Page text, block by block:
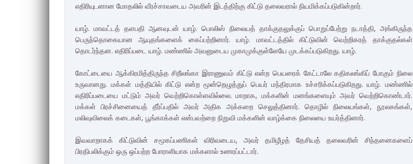
எதிரியுடனான மோதலில் வீரச்சாவடைய அவரின் இடத்திற்கு கிட்டு தலைவரால் நியமிக்கப்படுகின்றார்.
யாழ். மாவட்டத் தளபதி ஆனவுடன் யாழ். பொலிஸ் நிலையத் தாக்குதலுக்குப் பொறுப்பேற்று நடாத்தி, அங்கிருந்த
பெருந்தொகையான ஆயுதங்களைக் கைப்பற்றினார். யாழ். மாவட்டத்தில் கிட்டுவின் வெற்றிகரத் தாக்குதல்கள்
தொடர்ந்தன. எதிரிப்படை யாழ். மண்ணில் அவனுடைய முகாமுக்குள்ளேயே முடக்கப்படுகிறது. யாழ்.
கோட்டையை ஆக்கிரமித்திருந்த சிறீலங்கா இராணுவம் கிட்டு என்ற பெயரைக் கேட்டாலே கதிகலங்கிப் போகும் நிலை
உருவானது. மக்கள் மத்தியில் கிட்டு என்ற மூன்றெழுத்துப் பெயர் மந்திரமாக உச்சரிக்கப்படுகிறது. யாழ். மண்ணில்
எதிரிப்படையை மட்டும் அவர் வெற்றிகொள்ளவில்லை. மாறாக, மக்களின் மனங்களையும் அவர் வெற்றிகொண்டார்.
மக்கள் பிரச்சினையைத் தீர்ப்பதில் அவர் அதிக அக்கறை செலுத்தினார். தொழில் நிலையங்கள், நூலகங்கள்,
மலிவுவிலைக் கடைகள், பூங்காக்கள் என்பவற்றை நிறுவி மக்களின் வாழ்க்கை நிலையை உயர்த்தினார்.
இவவாறாகக் கிட்டுவின் சமூகப்பணிகள் விரிவடைய, அவர் தமிழீழத் தேசியத் தலைவரின் சிந்தனைகளைப்
பிரதிபலிக்கும் ஒரு ஒப்பற்ற போராளியாக மக்களால் உணரப்பட்டார்.